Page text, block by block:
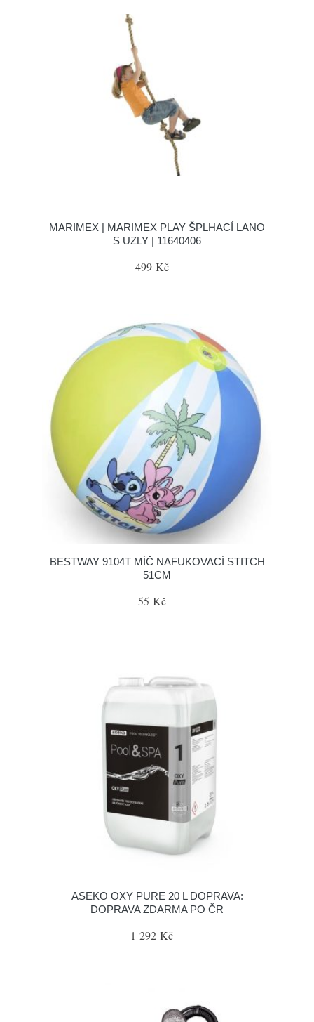
MARIMEX | MARIMEX PLAY ŠPLHACÍ LANO
S UZLY | 11640406
499 Kč
BESTWAY 9104T MÍČ NAFUKOVACÍ STITCH
51CM
55 Kč
ASEKO OXY PURE 20 L DOPRAVA:
DOPRAVA ZDARMA PO ČR
1 292 Kč